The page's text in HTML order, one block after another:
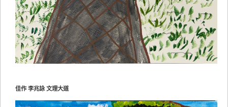
佳作 李兆詠 文理大道